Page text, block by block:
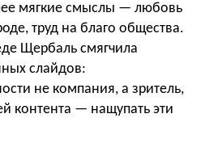
мягкие смыслы — любовь
труд на благо общества.
Щербаль смягчила
слайдов:
не компания, а зритель,
контента — нащупать эти